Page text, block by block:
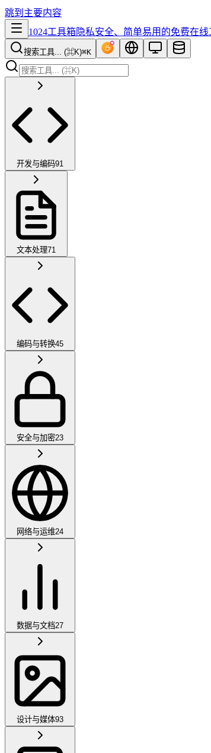
跳到主要内容
1024工具箱隐私安全、简单易用的免费在线
搜索工具... (⌘K)⌘K
开发与编码91
文本处理71
编码与转换45
安全与加密23
网络与运维24
数据与文档27
设计与媒体93